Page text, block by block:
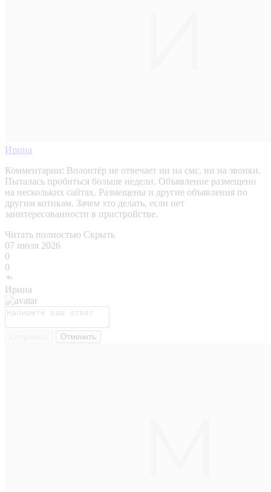
Ирина
Комментарии: Волонтёр не отвечает ни на смс, ни на звонки.
Пыталась пробиться больше недели. Объявление размещено
на нескольких сайтах. Размещены и другие объявления по
другим котикам. Зачем это делать, если нет
заинтересованности в пристройстве.
Читать полностью Скрыть
07 июля 2026
0
0
Ирина
Отменить